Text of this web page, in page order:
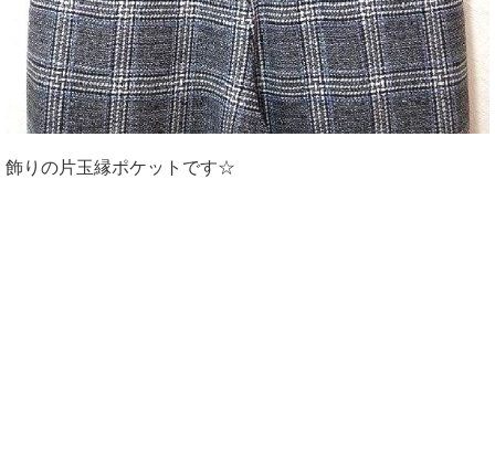
飾りの片玉縁ポケットです☆